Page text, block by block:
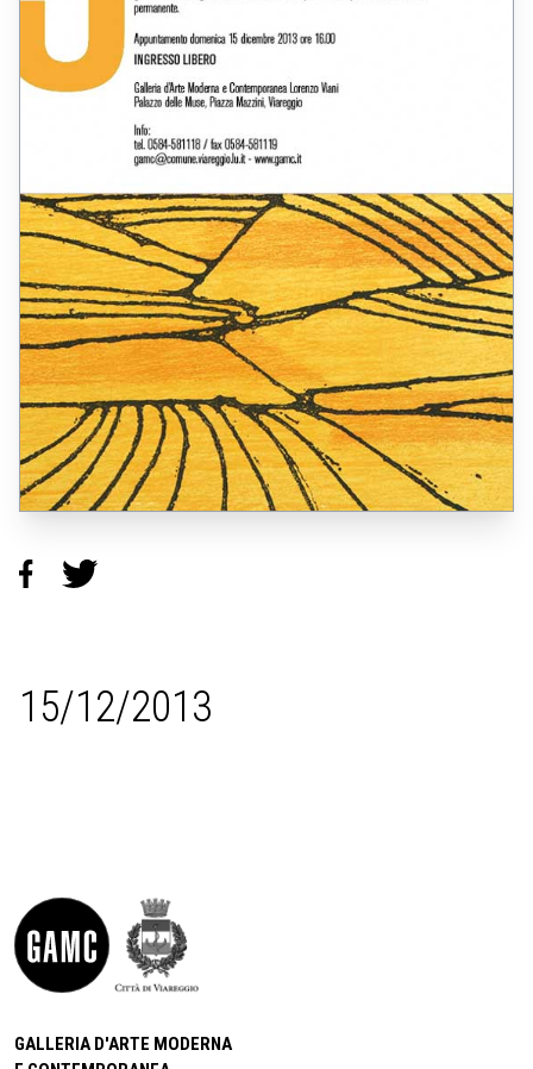
15/12/2013
GALLERIA D'ARTE MODERNA